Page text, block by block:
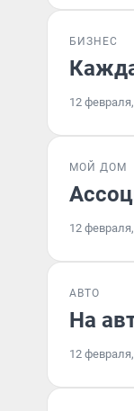
БИЗНЕС
12
МОЙ ДОМ
12
АВТО
На
12